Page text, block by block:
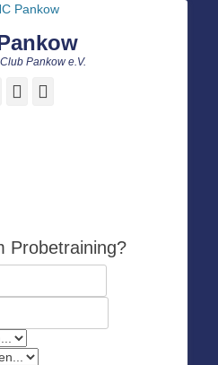
Pankow e.V.
Facebook
Probetraining?